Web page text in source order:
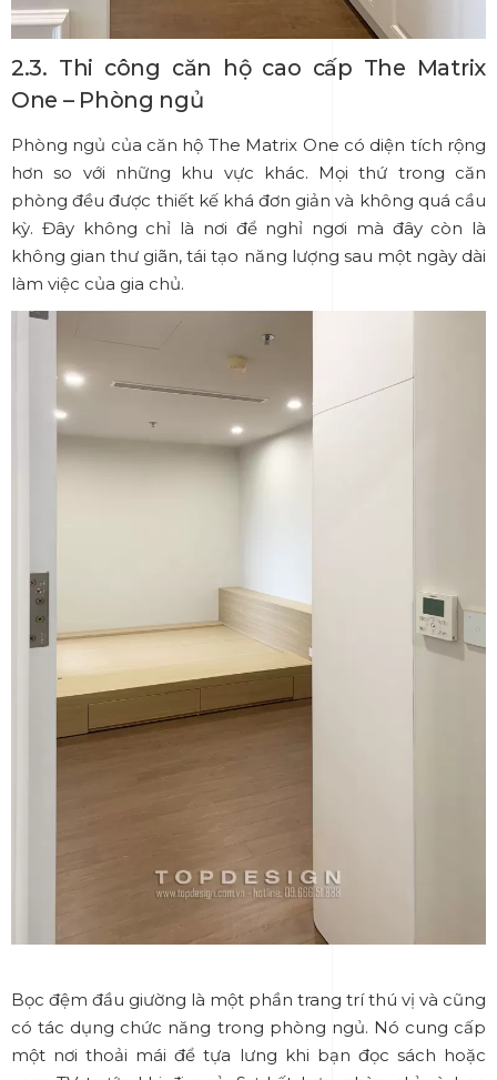
2.3. Thi công căn hộ cao cấp The Matrix
One – Phòng ngủ
Phòng ngủ của căn hộ The Matrix One có diện tích rộng
hơn so với những khu vực khác. Mọi thứ trong căn
phòng đều được thiết kế khá đơn giản và không quá cầu
kỳ. Đây không chỉ là nơi để nghỉ ngơi mà đây còn là
không gian thư giãn, tái tạo năng lượng sau một ngày dài
làm việc của gia chủ.
Bọc đệm đầu giường là một phần trang trí thú vị và cũng
có tác dụng chức năng trong phòng ngủ. Nó cung cấp
một nơi thoải mái để tựa lưng khi bạn đọc sách hoặc